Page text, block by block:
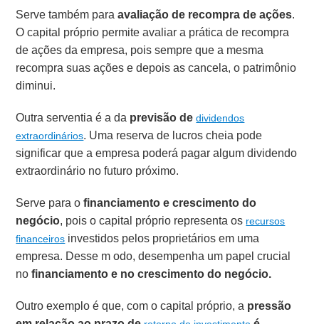
Serve também paraavaliação de recompra de ações.
O capital próprio permite avaliar a prática de recompra
de ações da empresa, pois sempre que a mesma
recompra suas ações e depois as cancela, o patrimônio
diminui.
Outra serventia é a da previsão dedividendos
extraordinários. Uma reserva de lucros cheia pode
significar que a empresa poderá pagar algum dividendo
extraordinário no futuro próximo.
Serve para ofinanciamento e crescimento do
negócio, pois o capital próprio representa os recursos
financeiros investidos pelos proprietários em uma
empresa. Desse m odo, desempenha um papel crucial
nofinanciamento e no crescimento do negócio.
Outro exemplo é que, com o capital próprio, a pressão